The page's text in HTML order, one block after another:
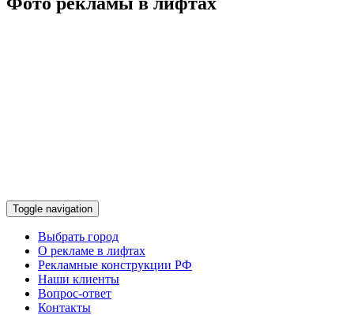
Toggle navigation
Выбрать город
О рекламе в лифтах
Рекламные конструкции РФ
Наши клиенты
Вопрос-ответ
Контакты